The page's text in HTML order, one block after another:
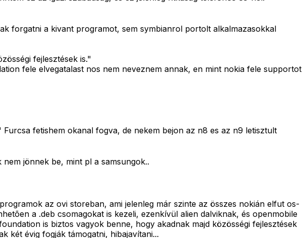
forgatni a kivant programot, sem symbianrol portolt alkalmazasokkal
fejlesztések is."
fele elvegatalast nos nem neveznem annak, en mint nokia fele supportot
fetishem okanal fogva, de nekem bejon az n8 es az n9 letisztult
jönnek be, mint pl a samsungok..
az ovi storeban, ami jelenleg már szinte az összes nokián elfut os-
a .deb csomagokat is kezeli, ezenkívül alien dalviknak, és openmobile
is biztos vagyok benne, hogy akadnak majd közösségi fejlesztések
két évig fogják támogatni, hibajavítani...